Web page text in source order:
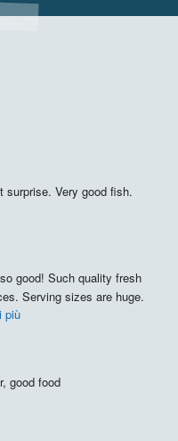
surprise. Very good fish.
good! Such quality fresh
Serving sizes are huge.
più
good food